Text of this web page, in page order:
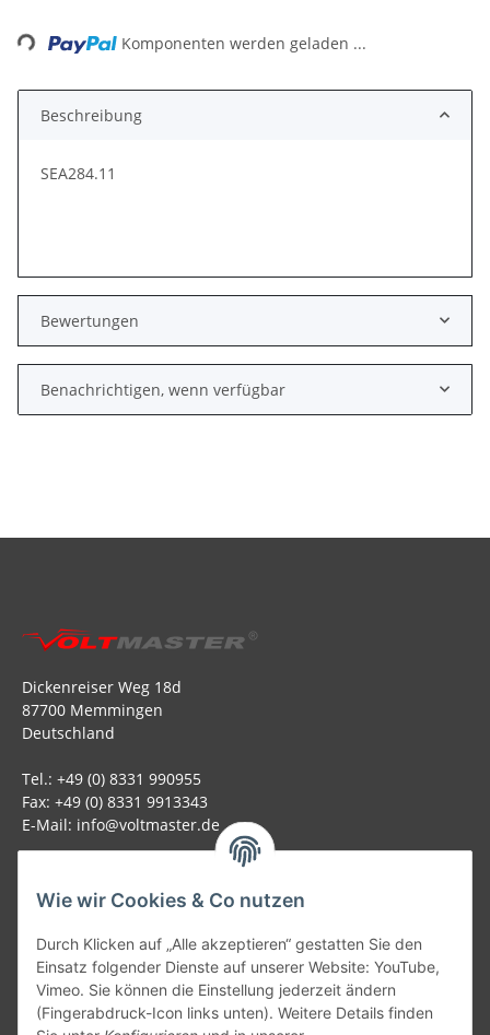
Wie wir Cookies & Co nutzen
Durch Klicken auf „Alle akzeptieren“ gestatten Sie den
Einsatz folgender Dienste auf unserer Website: YouTube,
Vimeo. Sie können die Einstellung jederzeit ändern
(Fingerabdruck-Icon links unten). Weitere Details finden
Komponenten werden geladen ...
Beschreibung
SEA284.11
Bewertungen
Benachrichtigen, wenn verfügbar
Dickenreiser Weg 18d
87700 Memmingen
Deutschland
Tel.: +49 (0) 8331 990955
Fax: +49 (0) 8331 9913343
E-Mail: info@voltmaster.de
Allgemein